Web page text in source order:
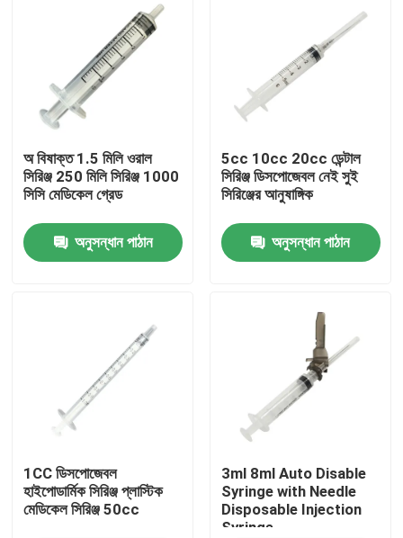
আমাদের সম্পর্কে
কারখানা ভ্রমণ
মান নিয়ন্ত্রণ
অ বিষাক্ত 1.5 মিলি ওরাল
সিরিঞ্জ 250 মিলি সিরিঞ্জ 1000
সিসি মেডিকেল গ্রেড
অনুসন্ধান পাঠান
5cc 10cc 20cc ডেন্টাল
সিরিঞ্জ ডিসপোজেবল নেই সুই
সিরিঞ্জের আনুষাঙ্গিক
অনুসন্ধান পাঠান
1CC ডিসপোজেবল
হাইপোডার্মিক সিরিঞ্জ প্লাস্টিক
মেডিকেল সিরিঞ্জ 50cc
3ml 8ml Auto Disable
Syringe with Needle
Disposable Injection
Syringe